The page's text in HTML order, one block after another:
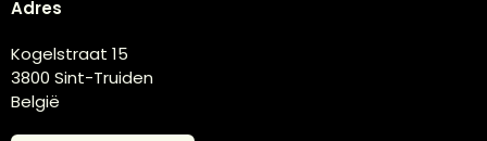
Adres
Kogelstraat 15
3800 Sint-Truiden
België